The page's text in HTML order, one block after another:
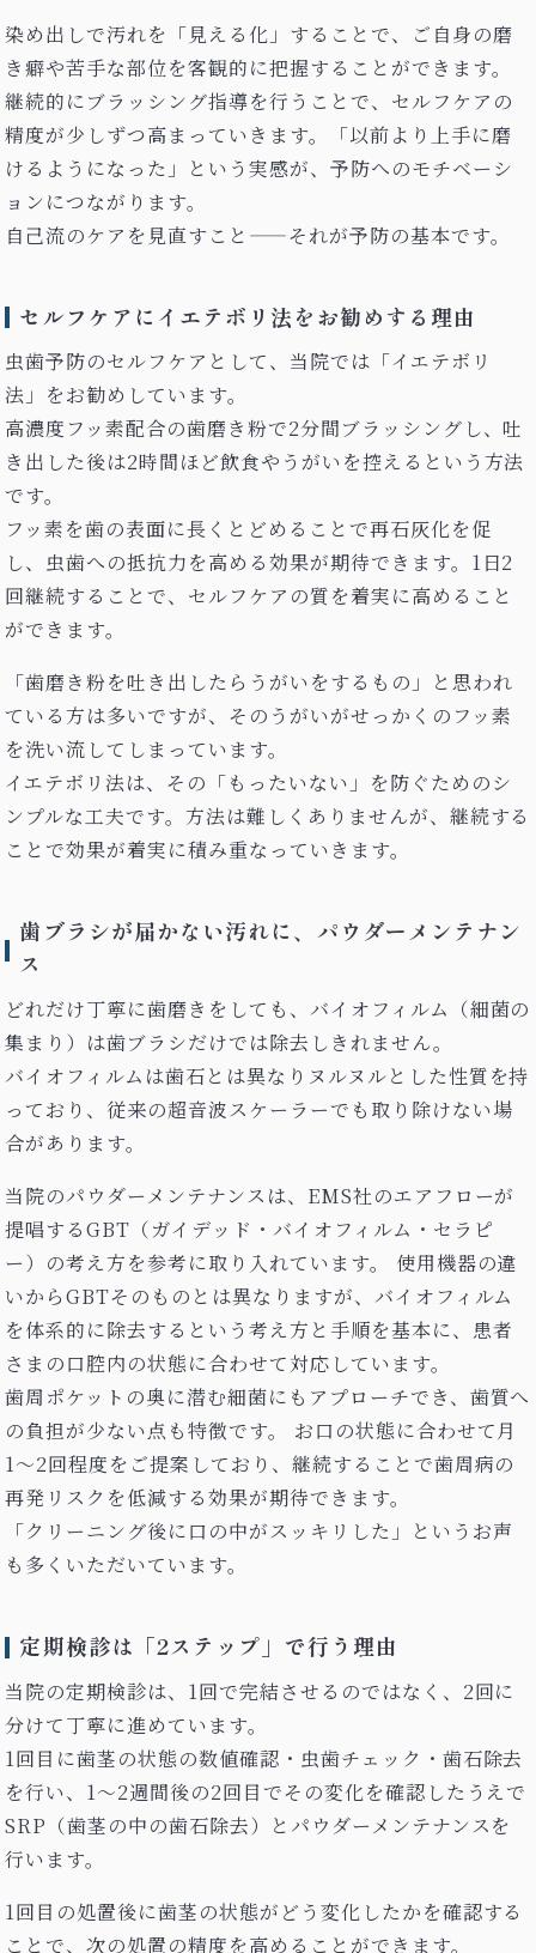
染め出しで汚れを「見える化」することで、ご自身の磨
き癖や苦手な部位を客観的に把握することができます。
継続的にブラッシング指導を行うことで、セルフケアの
精度が少しずつ高まっていきます。「以前より上手に磨
けるようになった」という実感が、予防へのモチベーシ
ョンにつながります。
自己流のケアを見直すこと——それが予防の基本です。
セルフケアにイエテボリ法をお勧めする理由
虫歯予防のセルフケアとして、当院では「イエテボリ
法」をお勧めしています。
高濃度フッ素配合の歯磨き粉で2分間ブラッシングし、吐
き出した後は2時間ほど飲食やうがいを控えるという方法
です。
フッ素を歯の表面に長くとどめることで再石灰化を促
し、虫歯への抵抗力を高める効果が期待できます。1日2
回継続することで、セルフケアの質を着実に高めること
ができます。
「歯磨き粉を吐き出したらうがいをするもの」と思われ
ている方は多いですが、そのうがいがせっかくのフッ素
を洗い流してしまっています。
イエテボリ法は、その「もったいない」を防ぐためのシ
ンプルな工夫です。方法は難しくありませんが、継続する
ことで効果が着実に積み重なっていきます。
歯ブラシが届かない汚れに、パウダーメンテナン
ス
どれだけ丁寧に歯磨きをしても、バイオフィルム（細菌の
集まり）は歯ブラシだけでは除去しきれません。
バイオフィルムは歯石とは異なりヌルヌルとした性質を持
っており、従来の超音波スケーラーでも取り除けない場
合があります。
当院のパウダーメンテナンスは、EMS社のエアフローが
提唱するGBT（ガイデッド・バイオフィルム・セラピ
ー）の考え方を参考に取り入れています。 使用機器の違
いからGBTそのものとは異なりますが、バイオフィルム
を体系的に除去するという考え方と手順を基本に、患者
さまの口腔内の状態に合わせて対応しています。
歯周ポケットの奥に潜む細菌にもアプローチでき、歯質へ
の負担が少ない点も特徴です。 お口の状態に合わせて月
1〜2回程度をご提案しており、継続することで歯周病の
再発リスクを低減する効果が期待できます。
「クリーニング後に口の中がスッキリした」というお声
も多くいただいています。
定期検診は「2ステップ」で行う理由
当院の定期検診は、1回で完結させるのではなく、2回に
分けて丁寧に進めています。
1回目に歯茎の状態の数値確認・虫歯チェック・歯石除去
を行い、1〜2週間後の2回目でその変化を確認したうえで
SRP（歯茎の中の歯石除去）とパウダーメンテナンスを
行います。
1回目の処置後に歯茎の状態がどう変化したかを確認する
ことで、次の処置の精度を高めることができます。